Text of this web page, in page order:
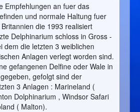
Empfehlungen an fuer das
und normale Haltung fuer
die 1993 realisiert
Delphinarium schloss in Gross -
dem die letzten 3 weiblichen
Anlagen verlegt worden sind.
gefangenen Delfine oder Wale in
gefolgt sind der
3 Anlagen : Marineland (
Dolphinarium , Windsor Safari
( Malton).